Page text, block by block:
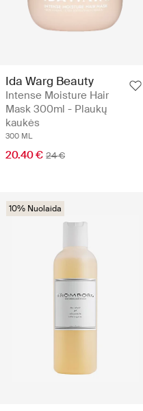
Ida Warg Beauty
Intense Moisture Hair
Mask 300ml - Plaukų
kaukės
300 ML
20.40 € 24 €
10% Nuolaida